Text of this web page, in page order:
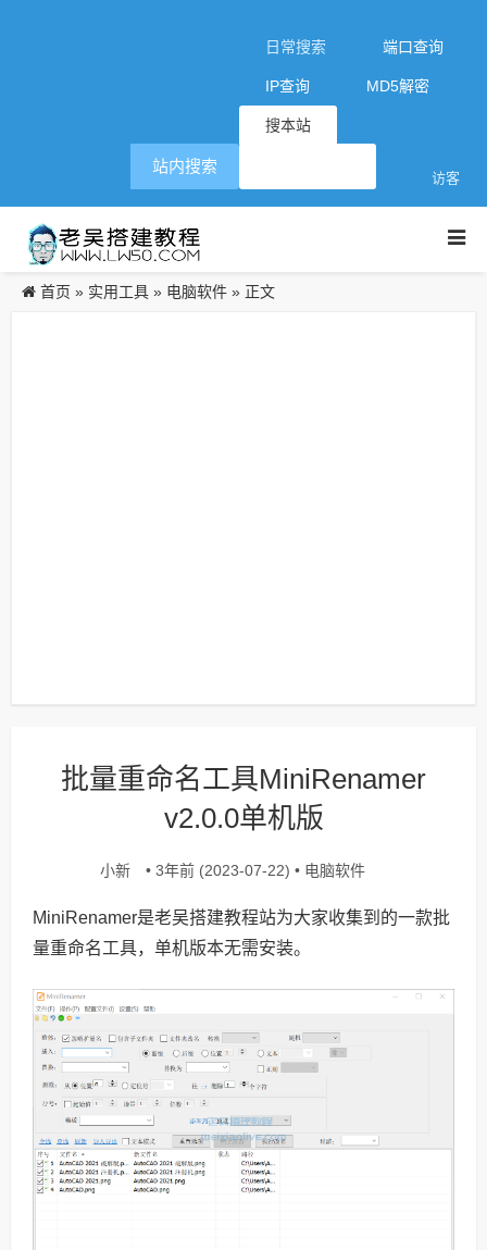
日常搜索 端口查询
IP查询 MD5解密
搜本站
访客
站内搜索
首页 » 实用工具 » 电脑软件 » 正文
批量重命名工具MiniRenamer
v2.0.0单机版
小新 • 3年前 (2023-07-22) • 电脑软件
MiniRenamer是老吴搭建教程站为大家收集到的一款批
量重命名工具，单机版本无需安装。